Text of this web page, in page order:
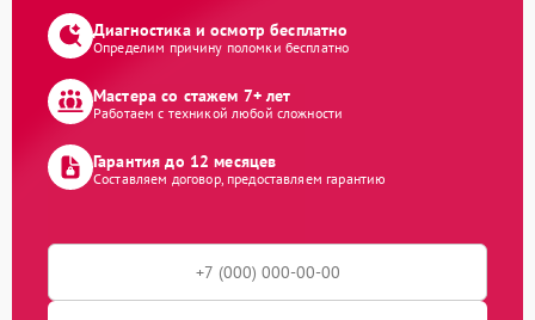
Диагностика и осмотр бесплатно
Определим причину поломки бесплатно
Мастера со стажем 7+ лет
Работаем с техникой любой сложности
Гарантия до 12 месяцев
Составляем договор, предоставляем гарантию